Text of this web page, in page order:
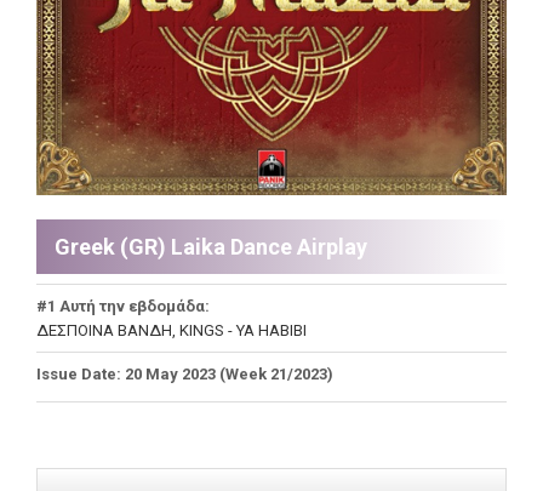
Greek (GR) Laika Dance Airplay
#1 Αυτή την εβδομάδα:
ΔΕΣΠΟΙΝΑ ΒΑΝΔΗ, KINGS - ΥΑ ΗΑΒΙΒΙ
Issue Date: 20 May 2023 (Week 21/2023)